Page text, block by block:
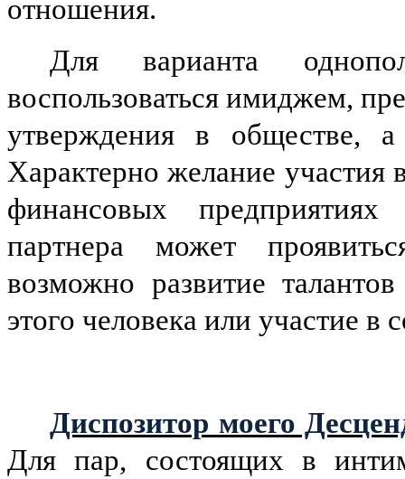
отношения.
Для варианта
воспользоваться имиджем,
утверждения в обществе,
Характерно желание участия
финансовых
партнера может
возможно развитие
этого человека или участие в
Диспозитор моего
Для пар, состоящих в